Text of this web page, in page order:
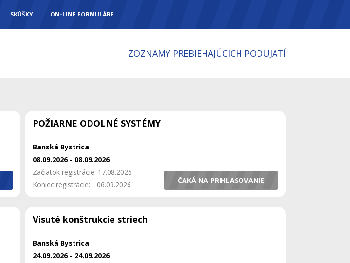
SKÚŠKY ON-LINE FORMULÁRE
ZOZNAMY PREBIEHAJÚCICH PODUJATÍ
POŽIARNE ODOLNÉ SYSTÉMY
Banská Bystrica
08.09.2026 - 08.09.2026
Začiatok registrácie: 17.08.2026
Koniec registrácie:
06.09.2026 ČAKÁ NA PRIHLASOVANIE
Visuté konštrukcie striech
Banská Bystrica
24.09.2026 - 24.09.2026